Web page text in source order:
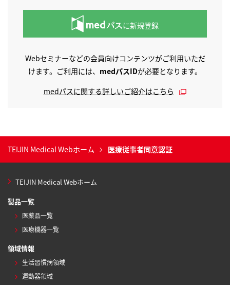
に新規登録
Webセミナーなどの会員向けコンテンツがご利用いただ
けます。ご利用には、 medパスIDが必要となります。
medパスに関する詳しいご紹介はこちら
TEIJIN Medical Webホーム 医療従事者同意認証
TEIJIN Medical Webホーム
製品一覧
医薬品一覧
医療機器一覧
領域情報
生活習慣病領域
運動器領域